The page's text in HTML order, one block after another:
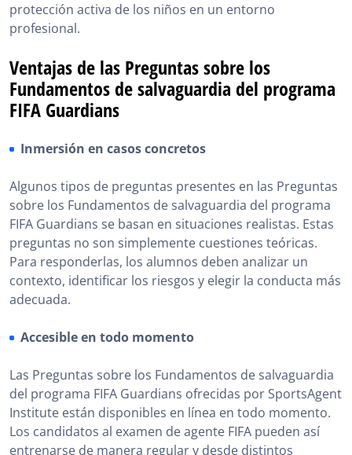
protección activa de los niños en un entorno
profesional.
Ventajas de las Preguntas sobre los
Fundamentos de salvaguardia del programa
FIFA Guardians
Inmersión en casos concretos
Algunos tipos de preguntas presentes en las Preguntas
sobre los Fundamentos de salvaguardia del programa
FIFA Guardians se basan en situaciones realistas. Estas
preguntas no son simplemente cuestiones teóricas.
Para responderlas, los alumnos deben analizar un
contexto, identificar los riesgos y elegir la conducta más
adecuada.
Accesible en todo momento
Las Preguntas sobre los Fundamentos de salvaguardia
del programa FIFA Guardians ofrecidas por SportsAgent
Institute están disponibles en línea en todo momento.
Los candidatos al examen de agente FIFA pueden así
entrenarse de manera regular y desde distintos